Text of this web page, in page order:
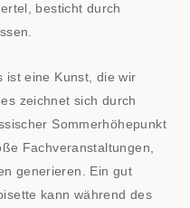
besticht durch
ist eine Kunst, die wir
zeichnet sich durch
Sommerhöhepunkt
Fachveranstaltungen,
generieren. Ein gut
kann während des